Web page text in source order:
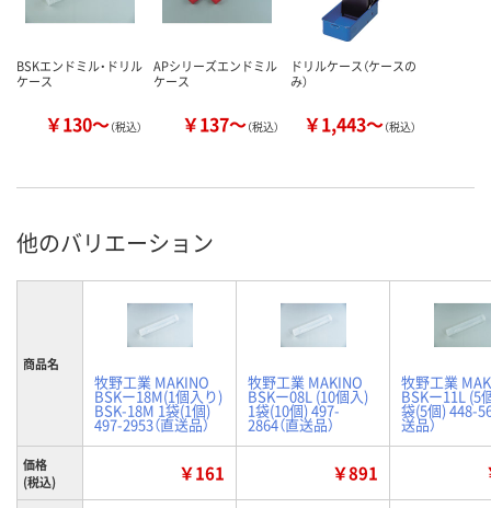
BSKエンドミル・ドリル
ケース
￥130～（税込）
APシリーズエンドミル
ケース
￥137～（税込）
ドリルケース（ケースの
み）
￥1,443～（税込）
他のバリエーション
商品名
牧野工業 MAKINO
BSKー18M(1個入り)
BSK-18M 1袋(1個)
497-2953（直送品）
牧野工業 MAKINO
BSKー08L (10個入)
1袋(10個) 497-
2864（直送品）
牧野工業
BSKー11L (5
袋(5個) 448-
送品）
価格
(税込)
￥161 ￥891